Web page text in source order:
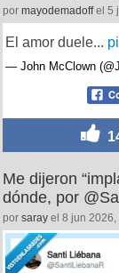
por mayodemadoffel 5
El amor duele...
— John McClown
Me dijeron
dónde, por
por saray el 8 jun 2026,